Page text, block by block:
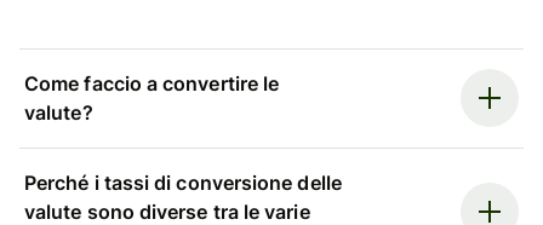
Come faccio a convertire le
valute?
Perché i tassi di conversione delle
valute sono diverse tra le varie